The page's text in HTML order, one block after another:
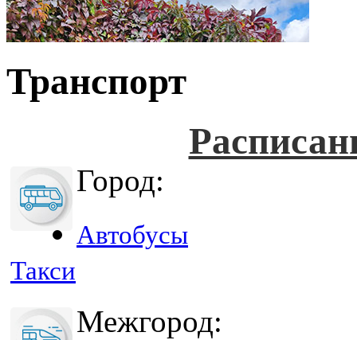
Транспорт
Город:
Автобусы
Такси
Межгород: